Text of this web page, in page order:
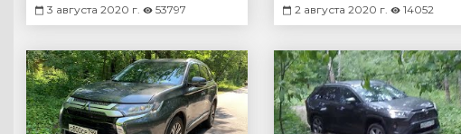
3 августа 2020 г.
53797
2 августа 2020 г.
14052